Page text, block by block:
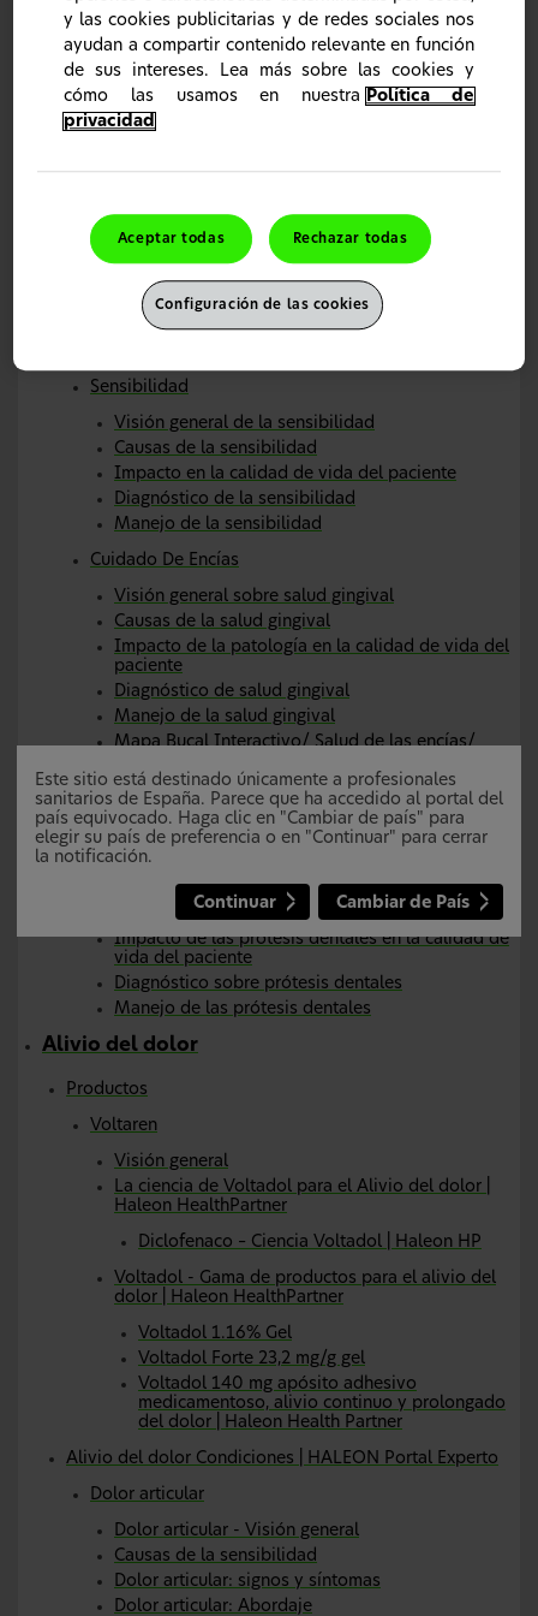
Visión general Corega
Página de inicio de ciencia Corega
Corega Ciencia: fórmulas de fijadores Corega
con ADAPTAGRIP technology
Corega Máxima Fijación y Sellado | Haleon
Health Partner
Limpiadores Corega
Limpiador Corega Ortodoncias & Férulas
Sensibilidad
Visión general de la sensibilidad
Causas de la sensibilidad
Impacto en la calidad de vida del paciente
Diagnóstico de la sensibilidad
Manejo de la sensibilidad
Cuidado De Encías
Visión general sobre salud gingival
Causas de la salud gingival
Impacto de la patología en la calidad de vida del
paciente
Diagnóstico de salud gingival
Manejo de la salud gingival
Mapa Bucal Interactivo/ Salud de las encías/
Parodontax | Mapa Bucal interactivo | Haleon
HealthPartner
Cuidado De Prótesis
Visión general de las prótesis dentales
Causas de la prótesis dental
Impacto de las prótesis dentales en la calidad de
vida del paciente
Diagnóstico sobre prótesis dentales
Manejo de las prótesis dentales
Alivio del dolor
Productos
Voltaren
Visión general
La ciencia de Voltadol para el Alivio del dolor |
Haleon HealthPartner
Diclofenaco – Ciencia Voltadol | Haleon HP
Voltadol - Gama de productos para el alivio del
dolor | Haleon HealthPartner
Voltadol 1.16% Gel
Voltadol Forte 23,2 mg/g gel
Voltadol 140 mg apósito adhesivo
medicamentoso, alivio continuo y prolongado
del dolor | Haleon Health Partner
Alivio del dolor Condiciones | HALEON Portal Experto
Dolor articular
Dolor articular - Visión general
Causas de la sensibilidad
Dolor articular: signos y síntomas
Dolor articular: Abordaje
Este sitio está destinado únicamente a profesionales
sanitarios de España. Parece que ha accedido al portal del
país equivocado. Haga clic en "Cambiar de país" para
elegir su país de preferencia o en "Continuar" para cerrar
la notificación.
Continuar Cambiar de País
y las cookies publicitarias y de redes sociales nos
ayudan a compartir contenido relevante en función
de sus intereses. Lea más sobre las cookies y
cómo las usamos en nuestra
Política de
privacidad
Aceptar todas Rechazar todas
Configuración de las cookies